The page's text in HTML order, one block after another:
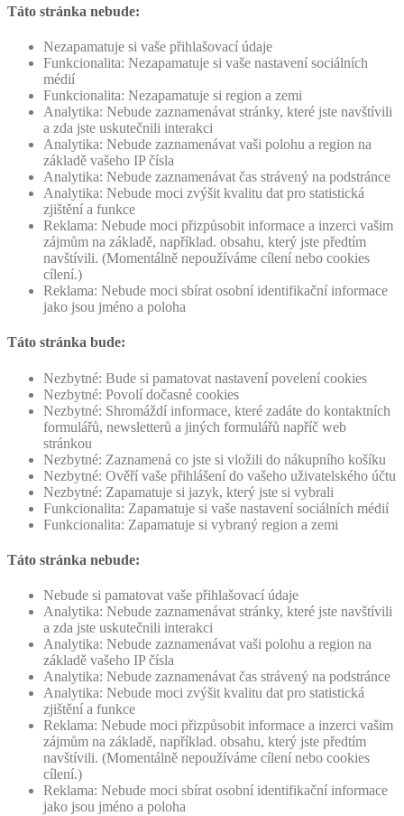
Táto stránka nebude:
Nezapamatuje si vaše přihlašovací údaje
Funkcionalita: Nezapamatuje si vaše nastavení sociálních
médií
Funkcionalita: Nezapamatuje si region a zemi
Analytika: Nebude zaznamenávat stránky, které jste navštívili
a zda jste uskutečnili interakci
Analytika: Nebude zaznamenávat vaši polohu a region na
základě vašeho IP čísla
Analytika: Nebude zaznamenávat čas strávený na podstránce
Analytika: Nebude moci zvýšit kvalitu dat pro statistická
zjištění a funkce
Reklama: Nebude moci přizpůsobit informace a inzerci vašim
zájmům na základě, například. obsahu, který jste předtím
navštívili. (Momentálně nepoužíváme cílení nebo cookies
cílení.)
Reklama: Nebude moci sbírat osobní identifikační informace
jako jsou jméno a poloha
Táto stránka bude:
Nezbytné: Bude si pamatovat nastavení povelení cookies
Nezbytné: Povolí dočasné cookies
Nezbytné: Shromáždí informace, které zadáte do kontaktních
formulářů, newsletterů a jiných formulářů napříč web
stránkou
Nezbytné: Zaznamená co jste si vložili do nákupního košíku
Nezbytné: Ověří vaše přihlášení do vašeho uživatelského účtu
Nezbytné: Zapamatuje si jazyk, který jste si vybrali
Funkcionalita: Zapamatuje si vaše nastavení sociálních médií
Funkcionalita: Zapamatuje si vybraný region a zemi
Táto stránka nebude:
Nebude si pamatovat vaše přihlašovací údaje
Analytika: Nebude zaznamenávat stránky, které jste navštívili
a zda jste uskutečnili interakci
Analytika: Nebude zaznamenávat vaši polohu a region na
základě vašeho IP čísla
Analytika: Nebude zaznamenávat čas strávený na podstránce
Analytika: Nebude moci zvýšit kvalitu dat pro statistická
zjištění a funkce
Reklama: Nebude moci přizpůsobit informace a inzerci vašim
zájmům na základě, například. obsahu, který jste předtím
navštívili. (Momentálně nepoužíváme cílení nebo cookies
cílení.)
Reklama: Nebude moci sbírat osobní identifikační informace
jako jsou jméno a poloha